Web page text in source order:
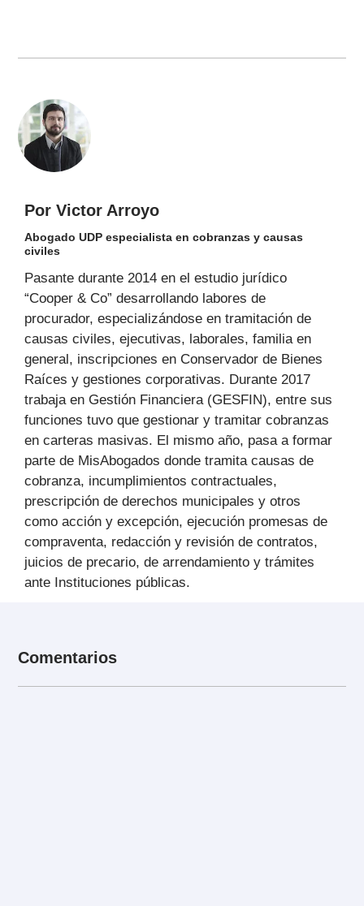
Por Victor Arroyo
Abogado UDP especialista en cobranzas y causas
civiles
Pasante durante 2014 en el estudio jurídico
“Cooper & Co” desarrollando labores de
procurador, especializándose en tramitación de
causas civiles, ejecutivas, laborales, familia en
general, inscripciones en Conservador de Bienes
Raíces y gestiones corporativas. Durante 2017
trabaja en Gestión Financiera (GESFIN), entre sus
funciones tuvo que gestionar y tramitar cobranzas
en carteras masivas. El mismo año, pasa a formar
parte de MisAbogados donde tramita causas de
cobranza, incumplimientos contractuales,
prescripción de derechos municipales y otros
como acción y excepción, ejecución promesas de
compraventa, redacción y revisión de contratos,
juicios de precario, de arrendamiento y trámites
ante Instituciones públicas.
Comentarios